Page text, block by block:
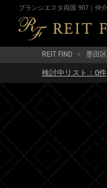
ブランシエスタ両国 907｜仲
REIT FIND 墨田
検討中リスト： 0件